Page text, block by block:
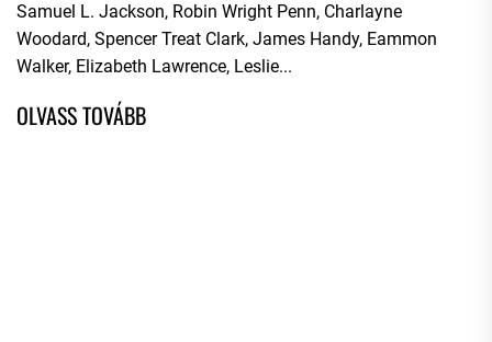
Samuel L. Jackson, Robin Wright Penn, Charlayne
Woodard, Spencer Treat Clark, James Handy, Eammon
Walker, Elizabeth Lawrence, Leslie...